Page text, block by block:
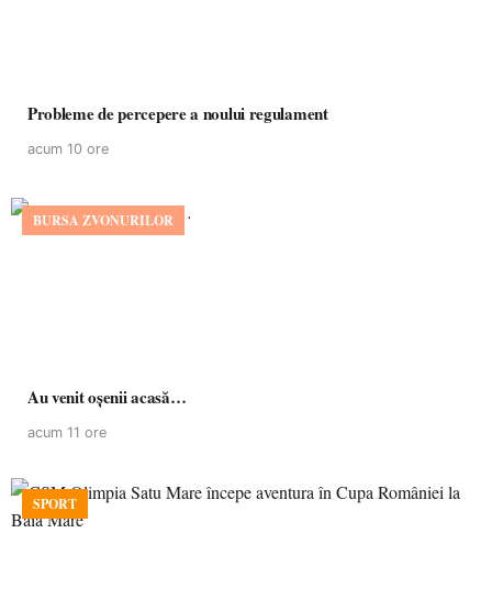
Probleme de percepere a noului regulament
acum 10 ore
BURSA ZVONURILOR
Au venit oșenii acasă…
acum 11 ore
SPORT